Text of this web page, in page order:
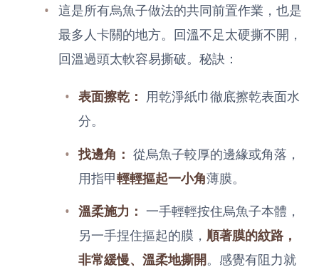
這是所有烏魚子做法的共同前置作業，也是
最多人卡關的地方。回溫不足太硬撕不開，
回溫過頭太軟容易撕破。秘訣：
表面擦乾： 用乾淨紙巾徹底擦乾表面水
分。
找邊角： 從烏魚子較厚的邊緣或角落，
用指甲輕輕摳起一小角薄膜。
溫柔施力： 一手輕輕按住烏魚子本體，
另一手捏住摳起的膜， 順著膜的紋路，
非常緩慢、溫柔地撕開。感覺有阻力就